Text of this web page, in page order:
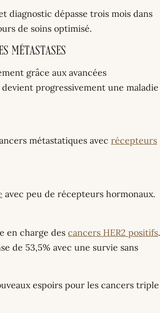
diagnostic dépasse trois mois dans
de soins optimisé.
métastases
grâce aux avancées
progressivement une maladie
métastatiques avec récepteurs
avec peu de récepteurs hormonaux.
en charge des cancers HER2 positifs.
de 53,5% avec une survie sans
espoirs pour les cancers triple